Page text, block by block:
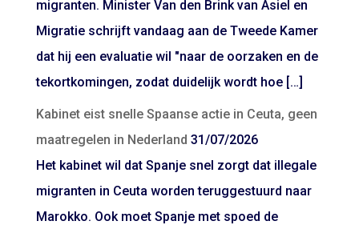
migranten. Minister Van den Brink van Asiel en
Migratie schrijft vandaag aan de Tweede Kamer
dat hij een evaluatie wil "naar de oorzaken en de
tekortkomingen, zodat duidelijk wordt hoe […]
Kabinet eist snelle Spaanse actie in Ceuta, geen
maatregelen in Nederland 31/07/2026
Het kabinet wil dat Spanje snel zorgt dat illegale
migranten in Ceuta worden teruggestuurd naar
Marokko. Ook moet Spanje met spoed de